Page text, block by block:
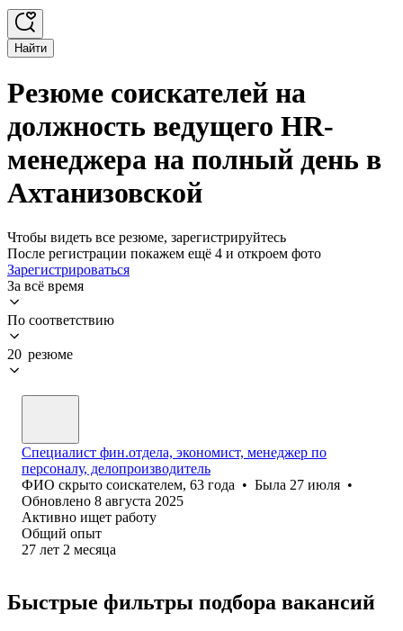
Найти
Резюме соискателей на
должность ведущего HR-
менеджера на полный день в
Ахтанизовской
Чтобы видеть все резюме, зарегистрируйтесь
После регистрации покажем ещё 4 и откроем фото
Зарегистрироваться
За всё время
По соответствию
20 резюме
Специалист фин.отдела, экономист, менеджер по
персоналу, делопроизводитель
ФИО скрыто соискателем, 63 года • Была 27 июля •
Обновлено 8 августа 2025
Активно ищет работу
Общий опыт
27 лет 2 месяца
Быстрые фильтры подбора вакансий